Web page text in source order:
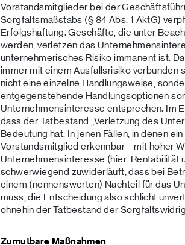
Vorstandsmitglieder bei der
Sorgfaltsmaßstabs (§ 84 Abs. 1 AktG)
Erfolgshaftung. Geschäfte, die unter
werden, verletzen das
unternehmerisches Risiko immanent ist.
immer mit einem Ausfallsrisiko verbunden
nicht eine einzelne Handlungsweise,
entgegenstehende Handlungsoptionen
Unternehmensinteresse entsprechen. Im
dass der Tatbestand „Verletzung des
Bedeutung hat. In jenen Fällen, in denen
Vorstandsmitglied erkennbar – mit hoher
Unternehmensinteresse (hier: Rentabilität
schwerwiegend zuwiderläuft, dass bei
einem (nennenswerten) Nachteil für das
muss, die Entscheidung also schlicht
ohnehin der Tatbestand der
Zumutbare Maßnahmen